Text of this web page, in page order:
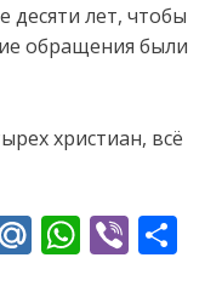
лет, чтобы
обращения были
христиан, всё
M W Vi